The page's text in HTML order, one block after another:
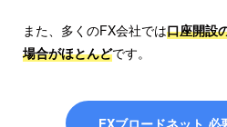
また、多くのFX会社では口座開設
場合がほとんどです。